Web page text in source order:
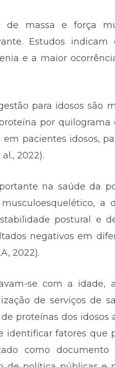
de massa e força
Estudos indicam
e a maior
para idosos são
por quilograma
pacientes idosos,
2022).
na saúde da
a
postural e
negativos em
2022).
se com a idade,
de serviços de
proteínas dos idosos
fatores que
como documento